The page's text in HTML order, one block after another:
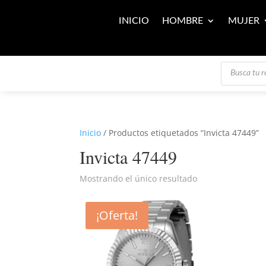
INICIO HOMBRE MUJER
Búsqueda
productos
Inicio / Productos etiquetados “Invicta 47449”
Invicta 47449
Mostrando el único resultado
¡Oferta!